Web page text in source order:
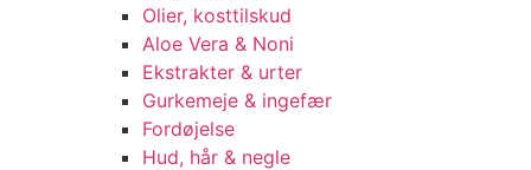
Olier, kosttilskud
Aloe Vera & Noni
Ekstrakter & urter
Gurkemeje & ingefær
Fordøjelse
Hud, hår & negle